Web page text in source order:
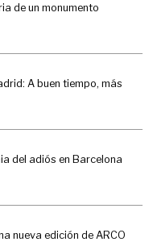
de un monumento
A buen tiempo, más
del adiós en Barcelona
nueva edición de ARCO